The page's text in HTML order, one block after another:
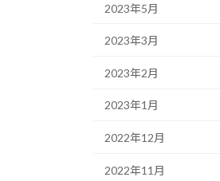
2023年5月
2023年3月
2023年2月
2023年1月
2022年12月
2022年11月